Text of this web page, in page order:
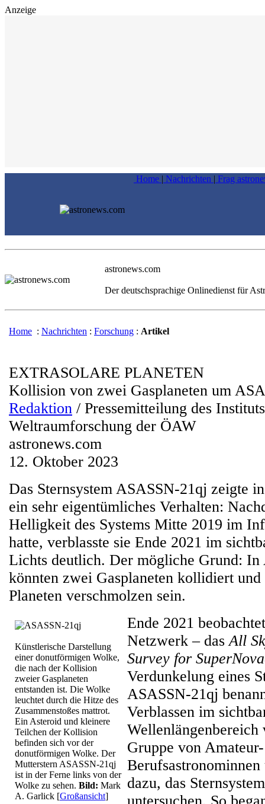
Anzeige
Home | Nachrichten | Frag
astronews.com
Der deutschsprachige Onlinedienst für
Home : Nachrichten : Forschung : Artikel
EXTRASOLARE PLANETEN
Kollision von zwei Gasplaneten um
Redaktion / Pressemitteilung des
Weltraumforschung der ÖAW
astronews.com
12. Oktober 2023
Das Sternsystem ASASSN-21qj zeigte
ein sehr eigentümliches Verhalten:
Helligkeit des Systems Mitte 2019 im
hatte, verblasste sie Ende 2021 im
Lichts deutlich. Der mögliche Grund: In
könnten zwei Gasplaneten kollidiert und
Planeten verschmolzen sein.
Künstlerische Darstellung
einer donutförmigen Wolke,
die nach der Kollision
zweier Gasplaneten
entstanden ist. Die Wolke
leuchtet durch die Hitze des
Zusammenstoßes mattrot.
Ein Asteroid und kleinere
Teilchen der Kollision
befinden sich vor der
donutförmigen Wolke. Der
Mutterstern ASASSN-21qj
ist in der Ferne links von der
Wolke zu sehen. Bild: Mark
A. Garlick [Großansicht]
Ende 2021
Netzwerk – dasAll
Survey for
Verdunkelung eines
ASASSN-21qj
Verblassen im
Wellenlängenbereich
Gruppe von
dazu, das